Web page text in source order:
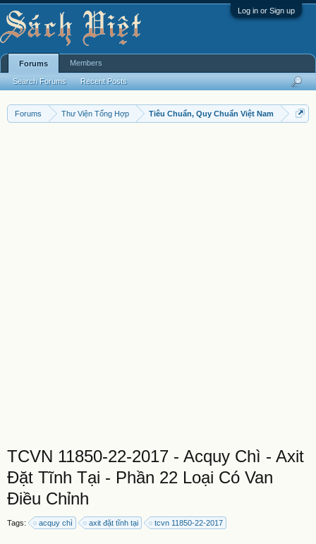
Log in or Sign up
Forums Thư Viện Tổng Hợp Tiêu Chuẩn, Quy Chuẩn Việt Nam
TCVN 11850-22-2017 - Acquy Chì - Axit
Đặt Tĩnh Tại - Phần 22 Loại Có Van
Điều Chỉnh
Tags: acquy chì axit đặt tĩnh tại tcvn 11850-22-2017
Forums
Search Forums Recent Posts
Members